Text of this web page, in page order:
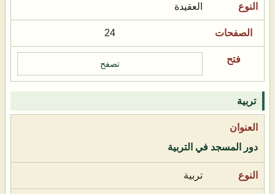
العقيدة
24
تصفح
تربية
دور المسجد في التربية
تربية